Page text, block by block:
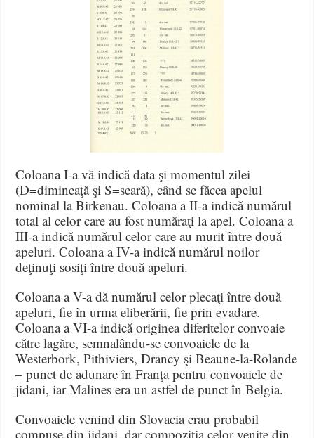
Coloana I-a vă indică data şi momentul zilei
(D=dimineaţă şi S=seară), când se făcea apelul
nominal la Birkenau. Coloana a II-a indică numărul
total al celor care au fost număraţi la apel. Coloana a
III-a indică numărul celor care au murit între două
apeluri. Coloana a IV-a indică numărul noilor
deţinuţi sosiţi între două apeluri.
Coloana a V-a dă numărul celor plecaţi între două
apeluri, fie în urma eliberării, fie prin evadare.
Coloana a VI-a indică originea diferitelor convoaie
către lagăre, semnalându-se convoaiele de la
Westerbork, Pithiviers, Drancy şi Beaune-la-Rolande
– punct de adunare în Franţa pentru convoaiele de
jidani, iar Malines era un astfel de punct în Belgia.
Convoaiele venind din Slovacia erau probabil
compuse din jidani, dar compoziţia celor venite din